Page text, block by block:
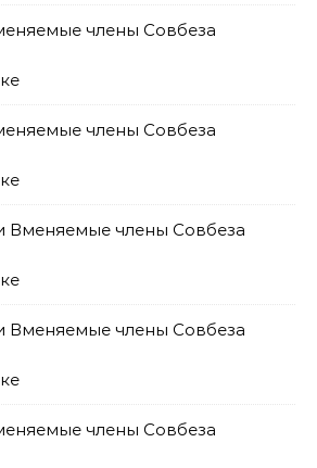
члены Совбеза
члены Совбеза
Вменяемые члены Совбеза
Вменяемые члены Совбеза
члены Совбеза